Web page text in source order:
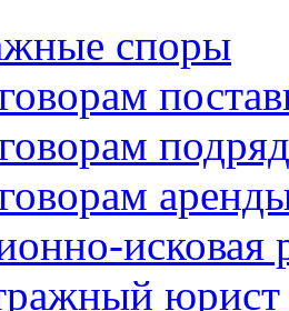
споры
исковая
юрист